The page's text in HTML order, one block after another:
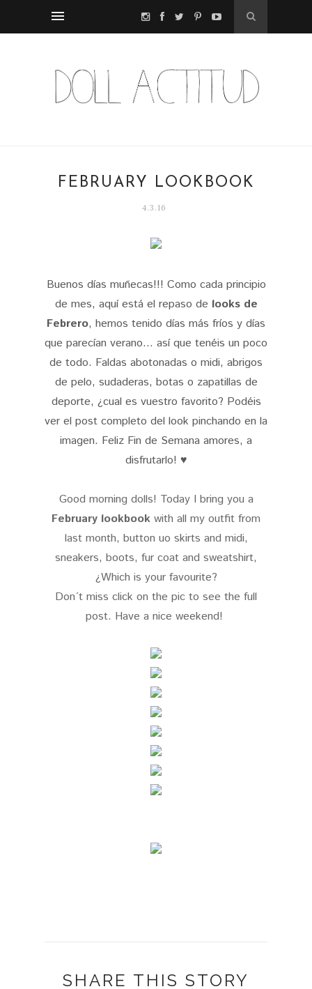
FEBRUARY LOOKBOOK
4.3.16
Buenos días muñecas!!! Como cada principio
de mes, aquí está el repaso de looks de
Febrero, hemos tenido días más fríos y días
que parecían verano... así que tenéis un poco
de todo. Faldas abotonadas o midi, abrigos
de pelo, sudaderas, botas o zapatillas de
deporte, ¿cual es vuestro favorito? Podéis
ver el post completo del look pinchando en la
imagen. Feliz Fin de Semana amores, a
disfrutarlo! ♥
Good morning dolls! Today I bring you a
February lookbook with all my outfit from
last month, button uo skirts and midi,
sneakers, boots, fur coat and sweatshirt,
¿Which is your favourite?
Don´t miss click on the pic to see the full
post. Have a nice weekend!
SHARE THIS STORY